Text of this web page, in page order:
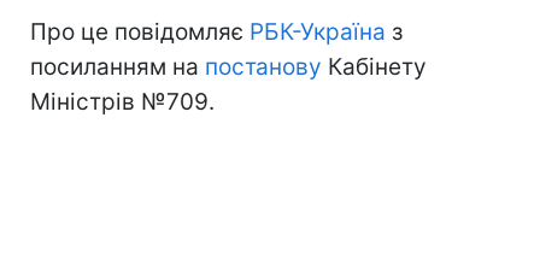
Про це повідомляє РБК-Україна з
посиланням на постанову Кабінету
Міністрів №709.